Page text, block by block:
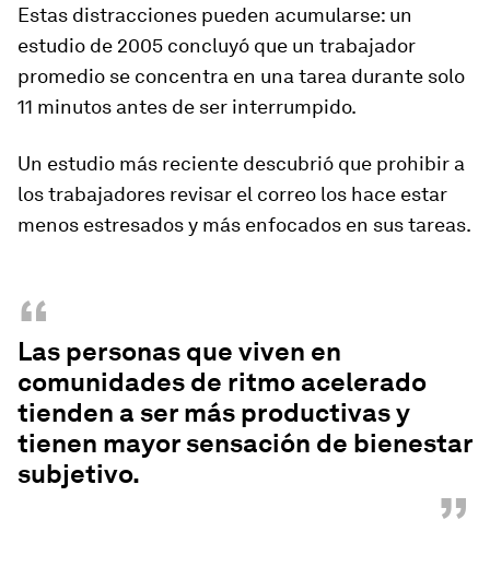
Estas distracciones pueden acumularse: un
estudio de 2005 concluyó que un trabajador
promedio se concentra en una tarea durante solo
11 minutos antes de ser interrumpido.
Un estudio más reciente descubrió que prohibir a
los trabajadores revisar el correo los hace estar
menos estresados y más enfocados en sus tareas.
“
Las personas que viven en
comunidades de ritmo acelerado
tienden a ser más productivas y
tienen mayor sensación de bienestar
subjetivo.
”